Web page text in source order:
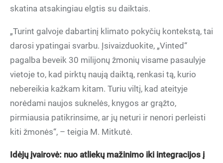
skatina atsakingiau elgtis su daiktais.
„Turint galvoje dabartinį klimato pokyčių kontekstą, tai
darosi ypatingai svarbu. Įsivaizduokite, „Vinted“
pagalba beveik 30 milijonų žmonių visame pasaulyje
vietoje to, kad pirktų naują daiktą, renkasi tą, kurio
nebereikia kažkam kitam. Turiu viltį, kad ateityje
norėdami naujos suknelės, knygos ar grąžto,
pirmiausia patikrinsime, ar jų neturi ir nenori perleisti
kiti žmonės“, – teigia M. Mitkutė.
Idėjų įvairovė: nuo atliekų mažinimo iki integracijos į